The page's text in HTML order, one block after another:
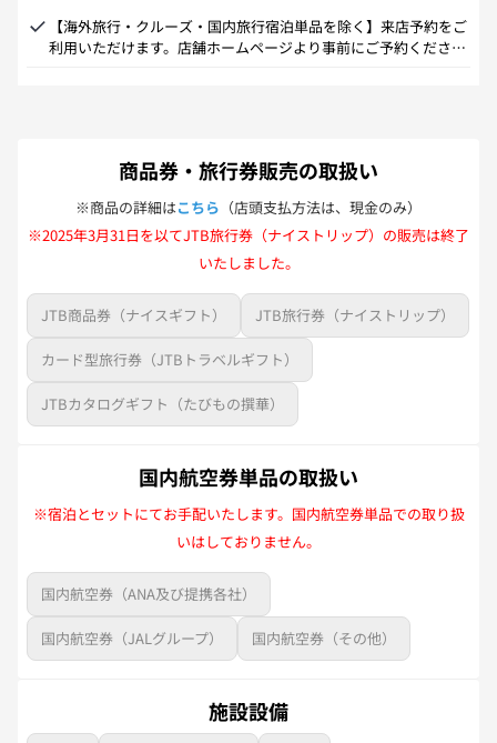
【海外旅行・クルーズ・国内旅行宿泊単品を除く】来店予約をご
利用いただけます。店舗ホームページより事前にご予約くださ
商品券・旅行券販売の取扱い
※商品の詳細はこちら （店頭支払方法は、現金のみ）
※2025年3月31日を以てJTB旅行券（ナイストリップ）の販売は終了
いたしました。
JTB商品券（ナイスギフト） JTB旅行券（ナイストリップ）
カード型旅行券（JTBトラベルギフト）
JTBカタログギフト（たびもの撰華）
国内航空券単品の取扱い
※宿泊とセットにてお手配いたします。国内航空券単品での取り扱
いはしておりません。
国内航空券（ANA及び提携各社）
国内航空券（JALグループ） 国内航空券（その他）
施設設備